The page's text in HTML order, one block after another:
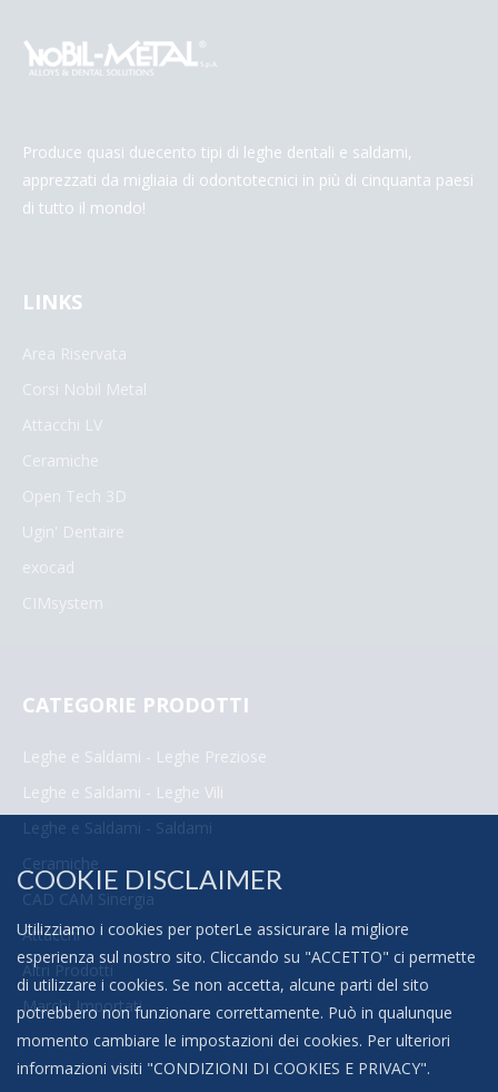
Produce quasi duecento tipi di leghe dentali e saldami,
apprezzati da migliaia di odontotecnici in più di cinquanta paesi
di tutto il mondo!
LINKS
Area Riservata
Corsi Nobil Metal
Attacchi LV
Ceramiche
Open Tech 3D
Ugin' Dentaire
exocad
CIMsystem
CATEGORIE PRODOTTI
Leghe e Saldami - Leghe Preziose
Leghe e Saldami - Leghe Vili
Leghe e Saldami - Saldami
Ceramiche
CAD CAM Sinergia
Attacchi
Altri Prodotti
Marchi Importati
COOKIE DISCLAIMER
Utilizziamo i cookies per poterLe assicurare la migliore
esperienza sul nostro sito. Cliccando su "ACCETTO" ci permette
di utilizzare i cookies. Se non accetta, alcune parti del sito
potrebbero non funzionare correttamente. Può in qualunque
momento cambiare le impostazioni dei cookies. Per ulteriori
informazioni visiti "CONDIZIONI DI COOKIES E PRIVACY".